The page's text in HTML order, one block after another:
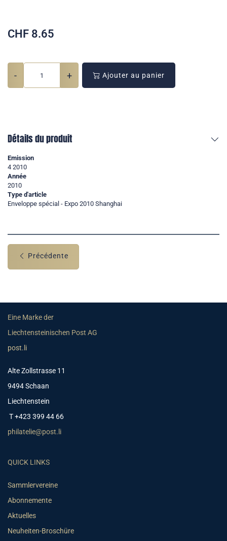
CHF 8.65
- + Ajouter au panier
Détails du produit
Emission
4 2010
Année
2010
Type d'article
Enveloppe spécial - Expo 2010 Shanghai
Précédente
Eine Marke der
Liechtensteinischen Post AG
post.li
Alte Zollstrasse 11
9494 Schaan
Liechtenstein
T +423 399 44 66
philatelie@post.li
QUICK LINKS
Sammlervereine
Abonnemente
Aktuelles
Neuheiten-Broschüre